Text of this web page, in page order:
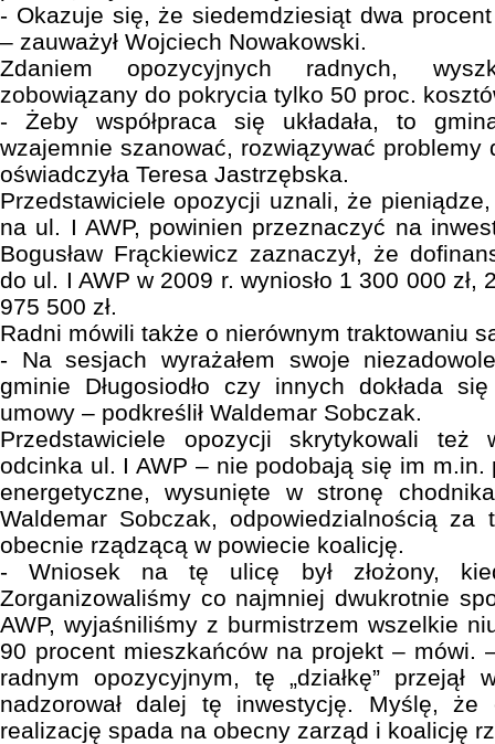
- Okazuje się, że siedemdziesiąt dwa
– zauważył Wojciech Nowakowski.
Zdaniem opozycyjnych radnych,
zobowiązany do pokrycia tylko 50 proc.
- Żeby współpraca się układała, to
wzajemnie szanować, rozwiązywać problemy
oświadczyła Teresa Jastrzębska.
Przedstawiciele opozycji uznali, że
na ul. I AWP, powinien przeznaczyć na
Bogusław Frąckiewicz zaznaczył, że
do ul. I AWP w 2009 r. wyniosło 1 300 000 zł,
975 500 zł.
Radni mówili także o nierównym traktowaniu
- Na sesjach wyrażałem swoje
gminie Długosiodło czy innych dokłada
umowy – podkreślił Waldemar Sobczak.
Przedstawiciele opozycji skrytykowali też
odcinka ul. I AWP – nie podobają się im m.in.
energetyczne, wysunięte w stronę
Waldemar Sobczak, odpowiedzialnością
obecnie rządzącą w powiecie koalicję.
- Wniosek na tę ulicę był złożony,
Zorganizowaliśmy co najmniej dwukrotnie
AWP, wyjaśniliśmy z burmistrzem wszelkie
90 procent mieszkańców na projekt – mówi.
radnym opozycyjnym, tę „działkę” przejął
nadzorował dalej tę inwestycję. Myślę, że
realizację spada na obecny zarząd i koalicję